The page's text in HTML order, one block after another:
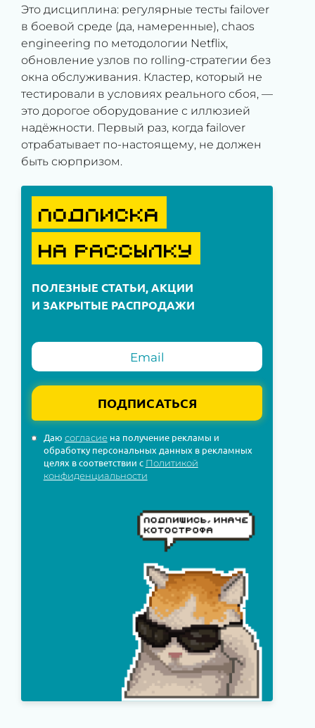
Это дисциплина: регулярные тесты failover
в боевой среде (да, намеренные), chaos
engineering по методологии Netflix,
обновление узлов по rolling-стратегии без
окна обслуживания. Кластер, который не
тестировали в условиях реального сбоя, —
это дорогое оборудование с иллюзией
надёжности. Первый раз, когда failover
отрабатывает по-настоящему, не должен
быть сюрпризом.
ПОДПИСКА
НА РАССЫЛКУ
ПОЛЕЗНЫЕ СТАТЬИ, АКЦИИ
И ЗАКРЫТЫЕ РАСПРОДАЖИ
ПОДПИСАТЬСЯ
Даю согласиена получение рекламы и
обработку персональных данных в рекламных
целях в соответствии с Политикой
конфиденциальности